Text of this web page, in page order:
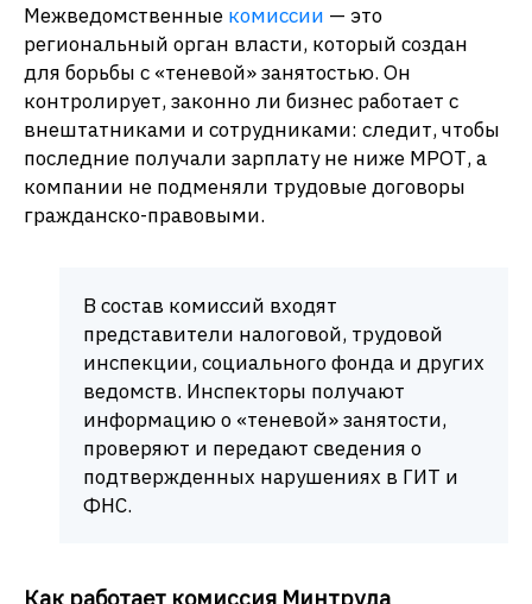
Межведомственные комиссии — это
региональный орган власти, который создан
для борьбы с «теневой» занятостью. Он
контролирует, законно ли бизнес работает с
внештатниками и сотрудниками: следит, чтобы
последние получали зарплату не ниже МРОТ, а
компании не подменяли трудовые договоры
гражданско-правовыми.
В состав комиссий входят
представители налоговой, трудовой
инспекции, социального фонда и других
ведомств. Инспекторы получают
информацию о «теневой» занятости,
проверяют и передают сведения о
подтвержденных нарушениях в ГИТ и
ФНС.
Как работает комиссия Минтруда